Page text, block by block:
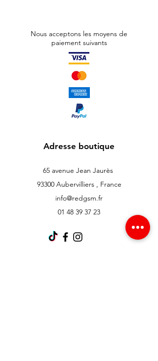
Nous acceptons les moyens de
paiement suivants
Adresse boutique
65 avenue Jean Jaurès
93300 Aubervilliers , France
info@redgsm.fr
01 48 39 37 23